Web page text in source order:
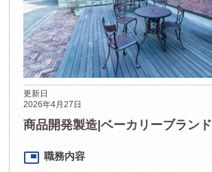
更新日
2026年4月27日
商品開発製造|ベーカリーブランド
picture_in_picture 職務内容